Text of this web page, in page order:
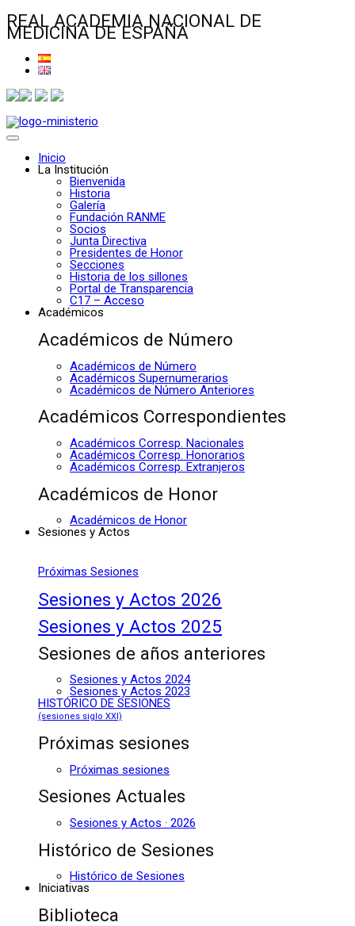
REAL ACADEMIA NACIONAL DE
MEDICINA DE ESPAÑA
Inicio
La Institución
Bienvenida
Historia
Galería
Fundación RANME
Socios
Junta Directiva
Presidentes de Honor
Secciones
Historia de los sillones
Portal de Transparencia
C17 – Acceso
Académicos
Académicos de Número
Académicos de Número
Académicos Supernumerarios
Académicos de Número Anteriores
Académicos Correspondientes
Académicos Corresp. Nacionales
Académicos Corresp. Honorarios
Académicos Corresp. Extranjeros
Académicos de Honor
Académicos de Honor
Sesiones y Actos
Próximas Sesiones
Sesiones y Actos 2026
Sesiones y Actos 2025
Sesiones de años anteriores
Sesiones y Actos 2024
Sesiones y Actos 2023
HISTÓRICO DE SESIONES
(sesiones siglo XXI)
Próximas sesiones
Próximas sesiones
Sesiones Actuales
Sesiones y Actos · 2026
Histórico de Sesiones
Histórico de Sesiones
Iniciativas
Biblioteca